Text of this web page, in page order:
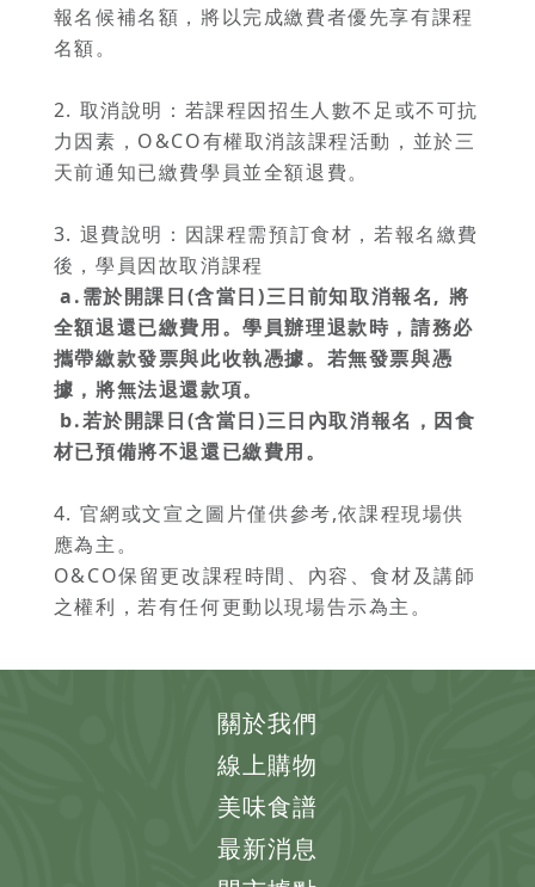
報名候補名額，將以完成繳費者優先享有課程
名額。
2. 取消說明：若課程因招生人數不足或不可抗
力因素，O&CO有權取消該課程活動，並於三
天前通知已繳費學員並全額退費。
3. 退費說明：因課程需預訂食材，若報名繳費
後，學員因故取消課程
a.需於開課日(含當日)三日前知取消報名, 將
全額退還已繳費用。學員辦理退款時，請務必
攜帶繳款發票與此收執憑據。若無發票與憑
據，將無法退還款項。
b.若於開課日(含當日)三日內取消報名，因食
材已預備將不退還已繳費用。
4. 官網或文宣之圖片僅供參考,依課程現場供
應為主。
O&CO保留更改課程時間、內容、食材及講師
之權利，若有任何更動以現場告示為主。
關於我們
線上購物
美味食譜
最新消息